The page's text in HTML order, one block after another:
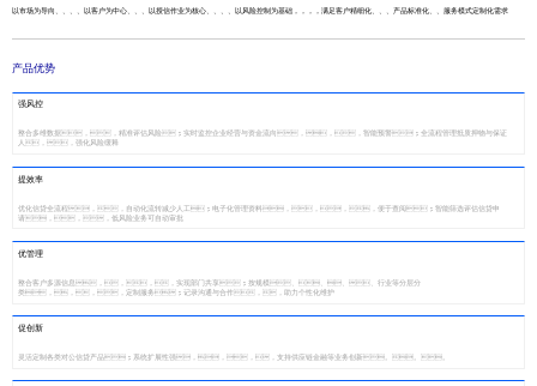
以市场为导向、、、、以客户为中心、、、以授信作业为核心、、、、以风险控制为基础，，，，满足客户精细化、、、产品标准化、、服务模式定制化需求
产品优势
强风控
整合多维数据，，精准评估风险；实时监控企业经营与资金流向，，，智能预警；全流程管理抵质押物与保证
人，，强化风险缓释
提效率
优化信贷全流程，，自动化流转减少人工；电子化管理资料，，，，便于查阅；智能筛选评估信贷申
请，，，低风险业务可自动审批
优管理
整合客户多源信息，，，，实现部门共享；按规模、、、、行业等分层分
类，，，，定制服务；记录沟通与合作，，助力个性化维护
促创新
灵活定制各类对公信贷产品；系统扩展性强，，，，支持供应链金融等业务创新。。。